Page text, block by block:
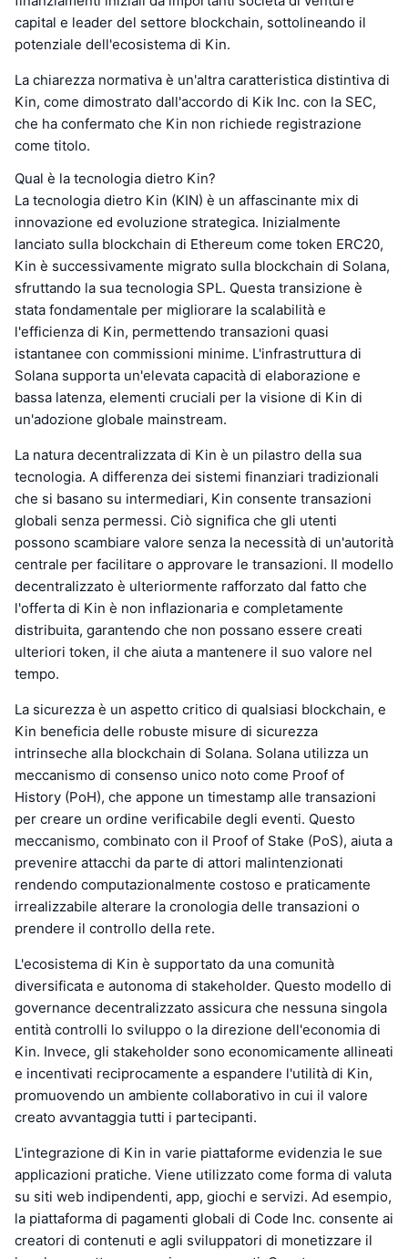
capital e leader del settore blockchain, sottolineando il
potenziale dell'ecosistema di Kin.
La chiarezza normativa è un'altra caratteristica distintiva di
Kin, come dimostrato dall'accordo di Kik Inc. con la SEC,
che ha confermato che Kin non richiede registrazione
come titolo.
Qual è la tecnologia dietro Kin?
La tecnologia dietro Kin (KIN) è un affascinante mix di
innovazione ed evoluzione strategica. Inizialmente
lanciato sulla blockchain di Ethereum come token ERC20,
Kin è successivamente migrato sulla blockchain di Solana,
sfruttando la sua tecnologia SPL. Questa transizione è
stata fondamentale per migliorare la scalabilità e
l'efficienza di Kin, permettendo transazioni quasi
istantanee con commissioni minime. L'infrastruttura di
Solana supporta un'elevata capacità di elaborazione e
bassa latenza, elementi cruciali per la visione di Kin di
un'adozione globale mainstream.
La natura decentralizzata di Kin è un pilastro della sua
tecnologia. A differenza dei sistemi finanziari tradizionali
che si basano su intermediari, Kin consente transazioni
globali senza permessi. Ciò significa che gli utenti
possono scambiare valore senza la necessità di un'autorità
centrale per facilitare o approvare le transazioni. Il modello
decentralizzato è ulteriormente rafforzato dal fatto che
l'offerta di Kin è non inflazionaria e completamente
distribuita, garantendo che non possano essere creati
ulteriori token, il che aiuta a mantenere il suo valore nel
tempo.
La sicurezza è un aspetto critico di qualsiasi blockchain, e
Kin beneficia delle robuste misure di sicurezza
intrinseche alla blockchain di Solana. Solana utilizza un
meccanismo di consenso unico noto come Proof of
History (PoH), che appone un timestamp alle transazioni
per creare un ordine verificabile degli eventi. Questo
meccanismo, combinato con il Proof of Stake (PoS), aiuta a
prevenire attacchi da parte di attori malintenzionati
rendendo computazionalmente costoso e praticamente
irrealizzabile alterare la cronologia delle transazioni o
prendere il controllo della rete.
L'ecosistema di Kin è supportato da una comunità
diversificata e autonoma di stakeholder. Questo modello di
governance decentralizzato assicura che nessuna singola
entità controlli lo sviluppo o la direzione dell'economia di
Kin. Invece, gli stakeholder sono economicamente allineati
e incentivati reciprocamente a espandere l'utilità di Kin,
promuovendo un ambiente collaborativo in cui il valore
creato avvantaggia tutti i partecipanti.
L'integrazione di Kin in varie piattaforme evidenzia le sue
applicazioni pratiche. Viene utilizzato come forma di valuta
su siti web indipendenti, app, giochi e servizi. Ad esempio,
la piattaforma di pagamenti globali di Code Inc. consente ai
creatori di contenuti e agli sviluppatori di monetizzare il